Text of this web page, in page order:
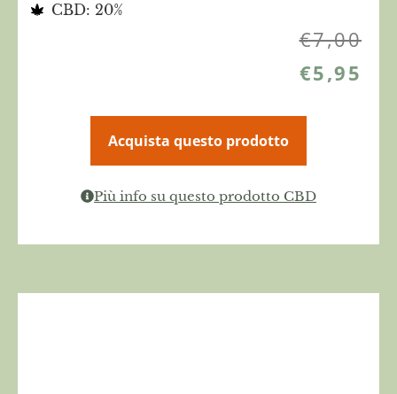
CBD: 20%
€7,00
€5,95
Acquista questo prodotto
Più info su questo prodotto CBD